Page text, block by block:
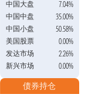
中国大盘
7.04%
中国中盘
35.00%
中国小盘
50.58%
美国股票
0.00%
发达市场
2.26%
新兴市场
0.00%
债券持仓